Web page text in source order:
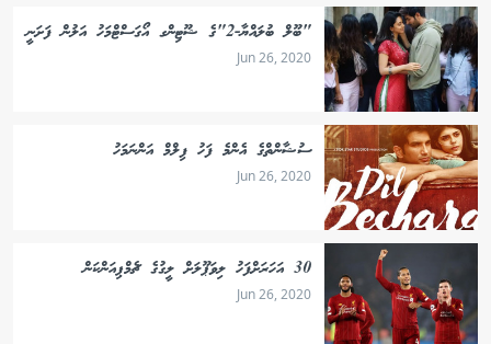
"ބޫލް ބުލައްޔާ-2"ގެ ޝޫޓިންގ އޯގަސްޓްމަހު އަލުން ފަށަނީ
Jun 26, 2020
ސުޝާންތްގެ އެންމެ ފަހު ފިލްމް އަންނަމަހު
Jun 26, 2020
30 އަހަރަށްފަހު ލިވަޕޫލަށް ލީގުގެ ޗެމްޕިއަންކަން
Jun 26, 2020